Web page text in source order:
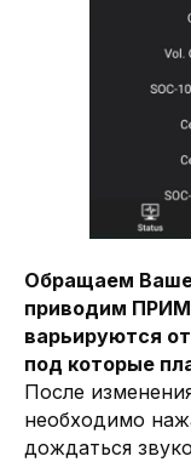
Обращаем
приводим
варьируются
под которые
После
необходимо
дождаться